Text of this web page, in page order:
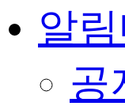
알
공